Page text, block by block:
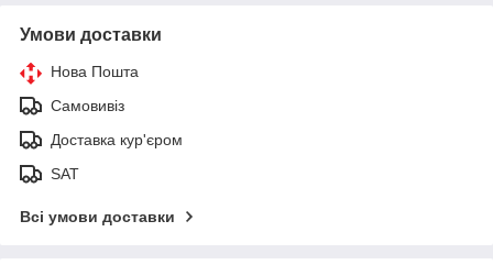
Умови доставки
Нова Пошта
Самовивіз
Доставка кур'єром
SAT
Всі умови доставки